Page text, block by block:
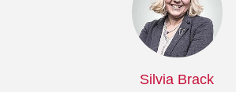
Silvia Brack